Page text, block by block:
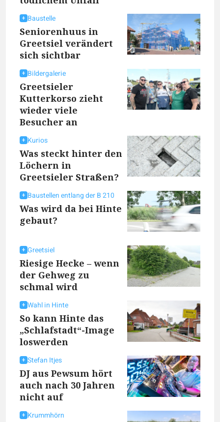
Baustelle
Seniorenhuus in
Greetsiel verändert
sich sichtbar
Bildergalerie
Greetsieler
Kutterkorso zieht
wieder viele
Besucher an
Kurios
Was steckt hinter den
Löchern in
Greetsieler Straßen?
Baustellen entlang der B 210
Was wird da bei Hinte
gebaut?
Greetsiel
Riesige Hecke – wenn
der Gehweg zu
schmal wird
Wahl in Hinte
So kann Hinte das
„Schlafstadt“-Image
loswerden
Stefan Itjes
DJ aus Pewsum hört
auch nach 30 Jahren
nicht auf
Krummhörn